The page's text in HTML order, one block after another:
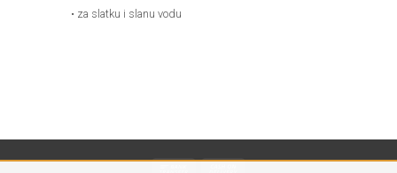
• za slatku i slanu vodu